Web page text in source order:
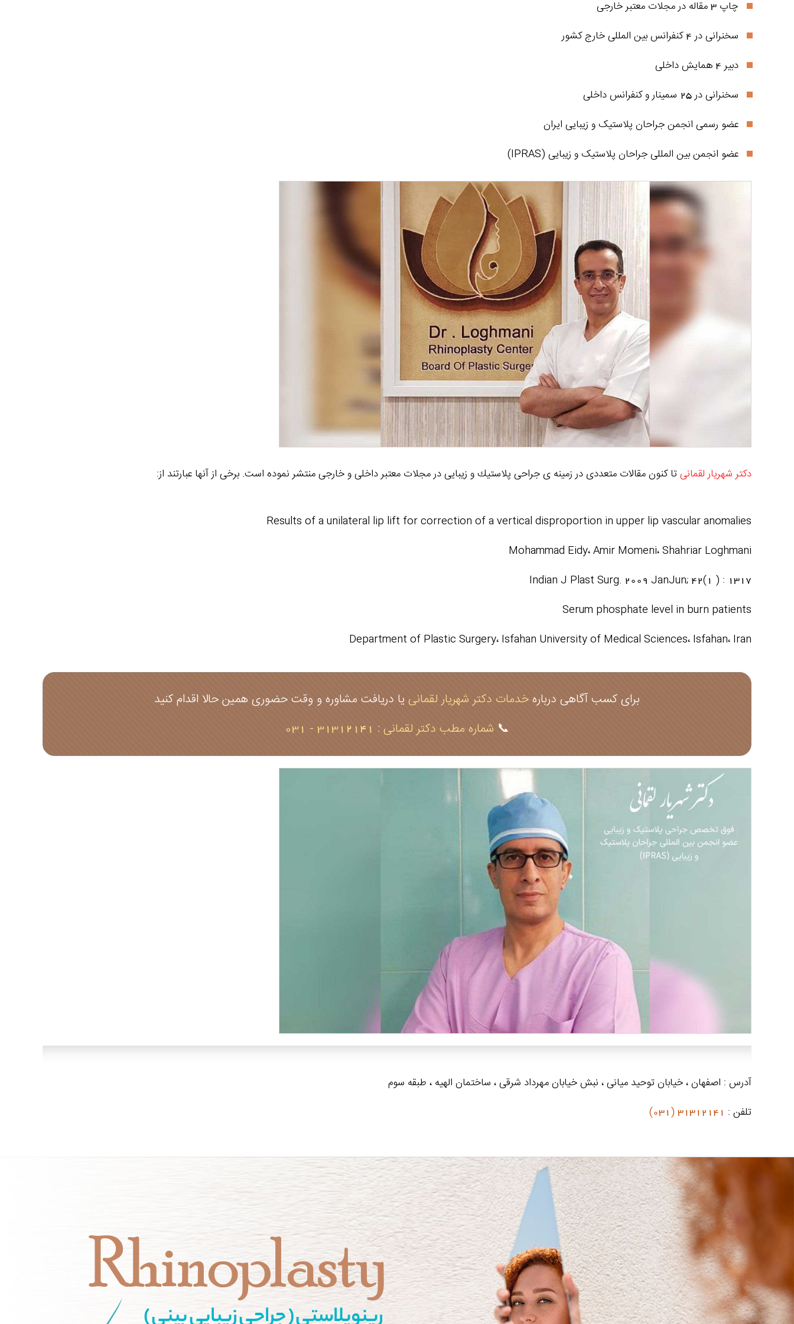
چاپ 3 مقاله در مجلات معتبر خارجی
سخنرانی در 4 کنفرانس بین المللی خارج کشور
دبیر 4 همایش داخلی
سخنرانی در 25 سمینار و کنفرانس داخلی
عضو رسمی انجمن جراحان پلاستیک و زیبایی ایران
عضو انجمن بین المللی جراحان پلاستیک و زیبایی (IPRAS)
دكتر شهریار لقمانیتا كنون مقالات متعددی در زمینه ی جراحی پلاستیك و زیبایی در مجلات معتبر داخلی و خارجی منتشر نموده است. برخی از آنها عبارتند از:
Results of a unilateral lip lift for correction of a vertical disproportion in upper lip vascular anomalies
Mohammad Eidy، Amir Momeni، Shahriar Loghmani
Indian J Plast Surg. 2009 JanJun; 42(1 ) : 1317
Serum phosphate level in burn patients
Department of Plastic Surgery، Isfahan University of Medical Sciences، Isfahan، Iran
برای کسب آگاهی درباره خدمات دکتر شهریار لقمانی یا دریافت مشاوره و وقت حضوری همین حالا اقدام کنید
📞 شماره مطب دکتر لقمانی :
31312141 - 031
آدرس : اصفهان ، خیابان توحید میانی ، نبش خیابان مهرداد شرقی ، ساختمان الهیه ، طبقه سوم
تلفن : 31312141 (031)